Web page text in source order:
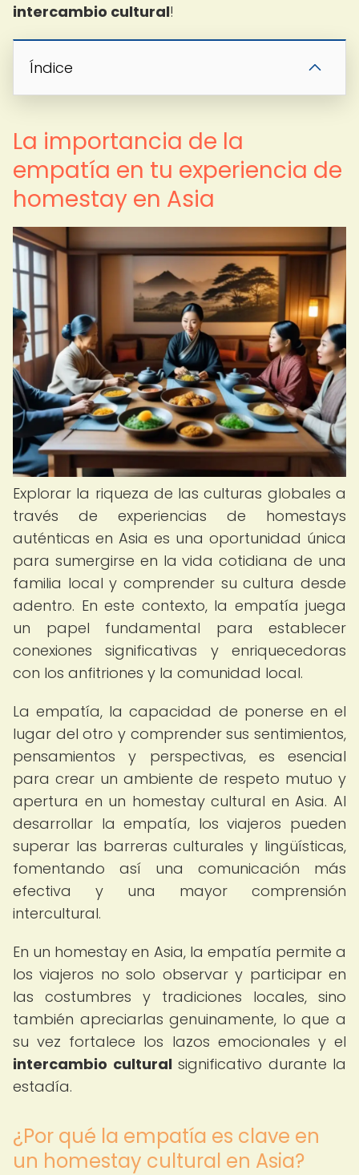
intercambio cultural!
Índice
La importancia de la
empatía en tu experiencia de
homestay en Asia
Explorar la riqueza de las culturas globales a
través de experiencias de homestays
auténticas en Asia es una oportunidad única
para sumergirse en la vida cotidiana de una
familia local y comprender su cultura desde
adentro. En este contexto, la empatía juega
un papel fundamental para establecer
conexiones significativas y enriquecedoras
con los anfitriones y la comunidad local.
La empatía, la capacidad de ponerse en el
lugar del otro y comprender sus sentimientos,
pensamientos y perspectivas, es esencial
para crear un ambiente de respeto mutuo y
apertura en un homestay cultural en Asia. Al
desarrollar la empatía, los viajeros pueden
superar las barreras culturales y lingüísticas,
fomentando así una comunicación más
efectiva y una mayor comprensión
intercultural.
En un homestay en Asia, la empatía permite a
los viajeros no solo observar y participar en
las costumbres y tradiciones locales, sino
también apreciarlas genuinamente, lo que a
su vez fortalece los lazos emocionales y el
intercambio culturalsignificativo durante la
estadía.
¿Por qué la empatía es clave en
un homestay cultural en Asia?